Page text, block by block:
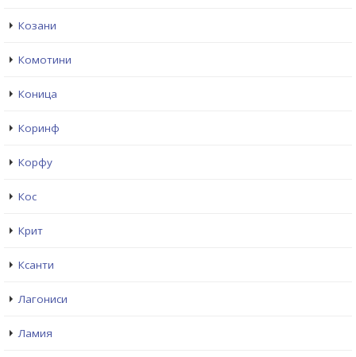
Козани
Комотини
Коница
Коринф
Корфу
Кос
Крит
Ксанти
Лагониси
Ламия